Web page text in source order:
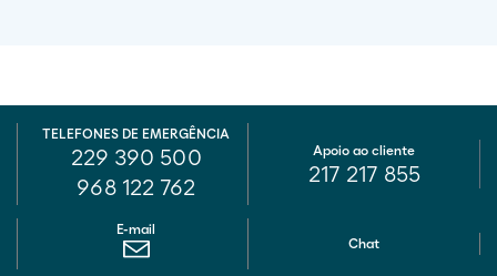
TELEFONES DE EMERGÊNCIA
229 390 500
968 122 762
E-mail
Chat
Apoio ao cliente
217 217 855